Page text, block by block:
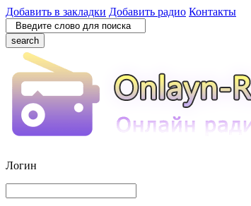
Добавить в закладки Добавить радио Контакты
search
Логин